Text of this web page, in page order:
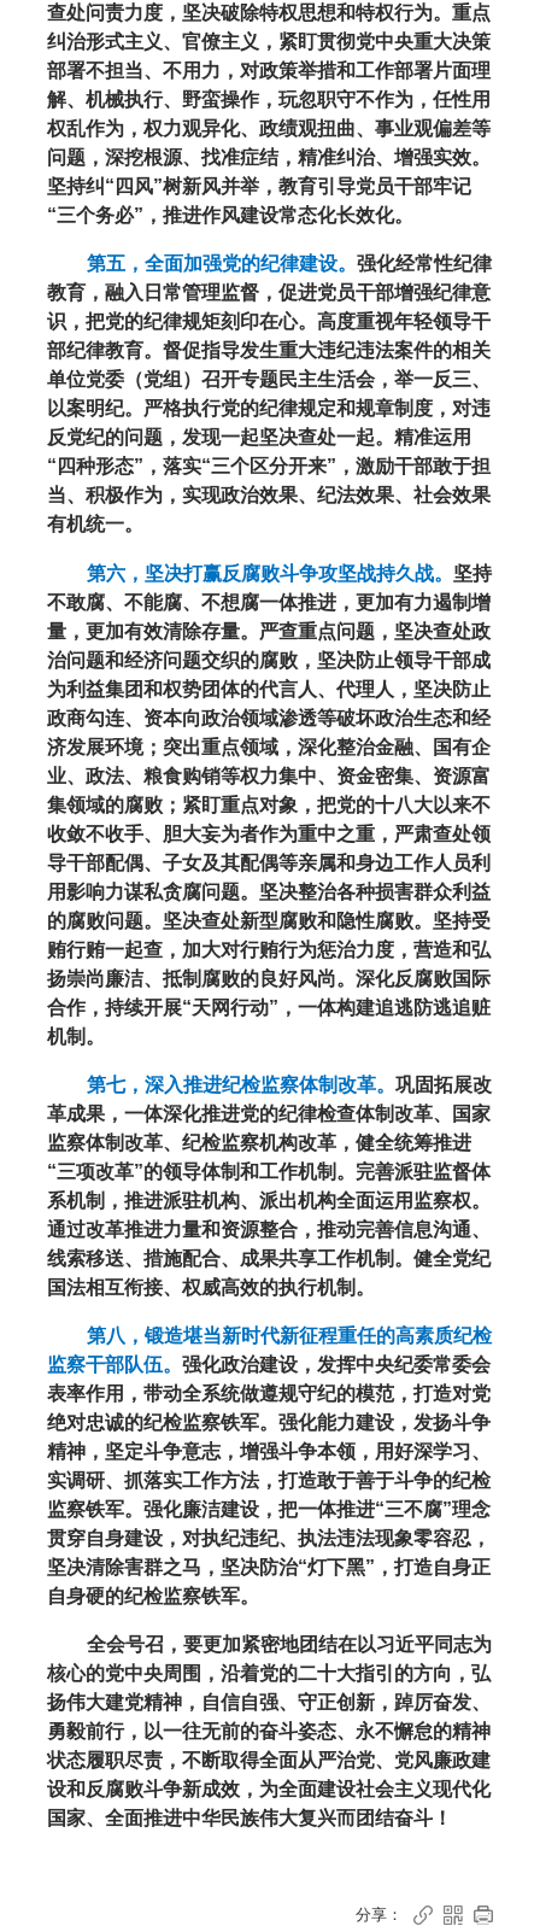
查处问责力度，坚决破除特权思想和特权行为。重点
纠治形式主义、官僚主义，紧盯贯彻党中央重大决策
部署不担当、不用力，对政策举措和工作部署片面理
解、机械执行、野蛮操作，玩忽职守不作为，任性用
权乱作为，权力观异化、政绩观扭曲、事业观偏差等
问题，深挖根源、找准症结，精准纠治、增强实效。
坚持纠“四风”树新风并举，教育引导党员干部牢记
“三个务必”，推进作风建设常态化长效化。
第五，全面加强党的纪律建设。 强化经常性纪律
教育，融入日常管理监督，促进党员干部增强纪律意
识，把党的纪律规矩刻印在心。高度重视年轻领导干
部纪律教育。督促指导发生重大违纪违法案件的相关
单位党委（党组）召开专题民主生活会，举一反三、
以案明纪。严格执行党的纪律规定和规章制度，对违
反党纪的问题，发现一起坚决查处一起。精准运用
“四种形态”，落实“三个区分开来”，激励干部敢于担
当、积极作为，实现政治效果、纪法效果、社会效果
有机统一。
第六，坚决打赢反腐败斗争攻坚战持久战。 坚持
不敢腐、不能腐、不想腐一体推进，更加有力遏制增
量，更加有效清除存量。严查重点问题，坚决查处政
治问题和经济问题交织的腐败，坚决防止领导干部成
为利益集团和权势团体的代言人、代理人，坚决防止
政商勾连、资本向政治领域渗透等破坏政治生态和经
济发展环境；突出重点领域，深化整治金融、国有企
业、政法、粮食购销等权力集中、资金密集、资源富
集领域的腐败；紧盯重点对象，把党的十八大以来不
收敛不收手、胆大妄为者作为重中之重，严肃查处领
导干部配偶、子女及其配偶等亲属和身边工作人员利
用影响力谋私贪腐问题。坚决整治各种损害群众利益
的腐败问题。坚决查处新型腐败和隐性腐败。坚持受
贿行贿一起查，加大对行贿行为惩治力度，营造和弘
扬崇尚廉洁、抵制腐败的良好风尚。深化反腐败国际
合作，持续开展“天网行动”，一体构建追逃防逃追赃
机制。
第七，深入推进纪检监察体制改革。 巩固拓展改
革成果，一体深化推进党的纪律检查体制改革、国家
监察体制改革、纪检监察机构改革，健全统筹推进
“三项改革”的领导体制和工作机制。完善派驻监督体
系机制，推进派驻机构、派出机构全面运用监察权。
通过改革推进力量和资源整合，推动完善信息沟通、
线索移送、措施配合、成果共享工作机制。健全党纪
国法相互衔接、权威高效的执行机制。
第八，锻造堪当新时代新征程重任的高素质纪检
监察干部队伍。强化政治建设，发挥中央纪委常委会
表率作用，带动全系统做遵规守纪的模范，打造对党
绝对忠诚的纪检监察铁军。强化能力建设，发扬斗争
精神，坚定斗争意志，增强斗争本领，用好深学习、
实调研、抓落实工作方法，打造敢于善于斗争的纪检
监察铁军。强化廉洁建设，把一体推进“三不腐”理念
贯穿自身建设，对执纪违纪、执法违法现象零容忍，
坚决清除害群之马，坚决防治“灯下黑”，打造自身正
自身硬的纪检监察铁军。
全会号召，要更加紧密地团结在以习近平同志为
核心的党中央周围，沿着党的二十大指引的方向，弘
扬伟大建党精神，自信自强、守正创新，踔厉奋发、
勇毅前行，以一往无前的奋斗姿态、永不懈怠的精神
状态履职尽责，不断取得全面从严治党、党风廉政建
设和反腐败斗争新成效，为全面建设社会主义现代化
国家、全面推进中华民族伟大复兴而团结奋斗！
分享：   